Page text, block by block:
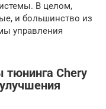
В целом,
и большинство из
управления
тюнинга Chery